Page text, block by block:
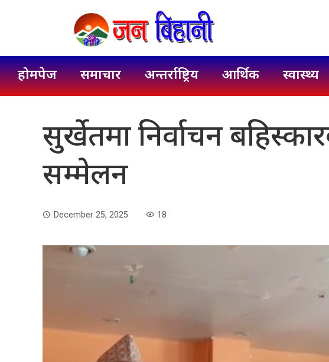
होमपेज समाचार अन्तर्राष्ट्रिय आर्थिक स्वास्थ्य
सुर्खेतमा निर्वाचन
सम्मेलन
December 25, 2025 18